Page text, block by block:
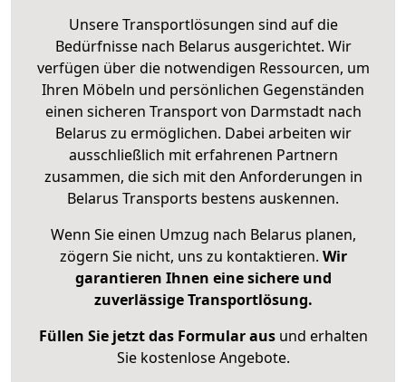
Unsere Transportlösungen sind auf die
Bedürfnisse nach Belarus ausgerichtet. Wir
verfügen über die notwendigen Ressourcen, um
Ihren Möbeln und persönlichen Gegenständen
einen sicheren Transport von Darmstadt nach
Belarus zu ermöglichen. Dabei arbeiten wir
ausschließlich mit erfahrenen Partnern
zusammen, die sich mit den Anforderungen in
Belarus Transports bestens auskennen.
Wenn Sie einen Umzug nach Belarus planen,
zögern Sie nicht, uns zu kontaktieren. Wir
garantieren Ihnen eine sichere und
zuverlässige Transportlösung.
Füllen Sie jetzt das Formular ausund erhalten
Sie kostenlose Angebote.